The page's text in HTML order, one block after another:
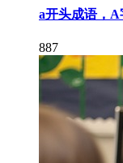
a开头成语，
887